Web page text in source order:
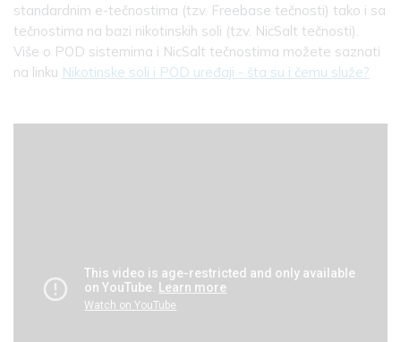
standardnim e-tečnostima (tzv. Freebase tečnosti) tako i sa
tečnostima na bazi nikotinskih soli (tzv. NicSalt tečnosti).
Više o POD sistemima i NicSalt tečnostima možete saznati
na linku Nikotinske soli i POD uređaji - šta su i čemu služe?